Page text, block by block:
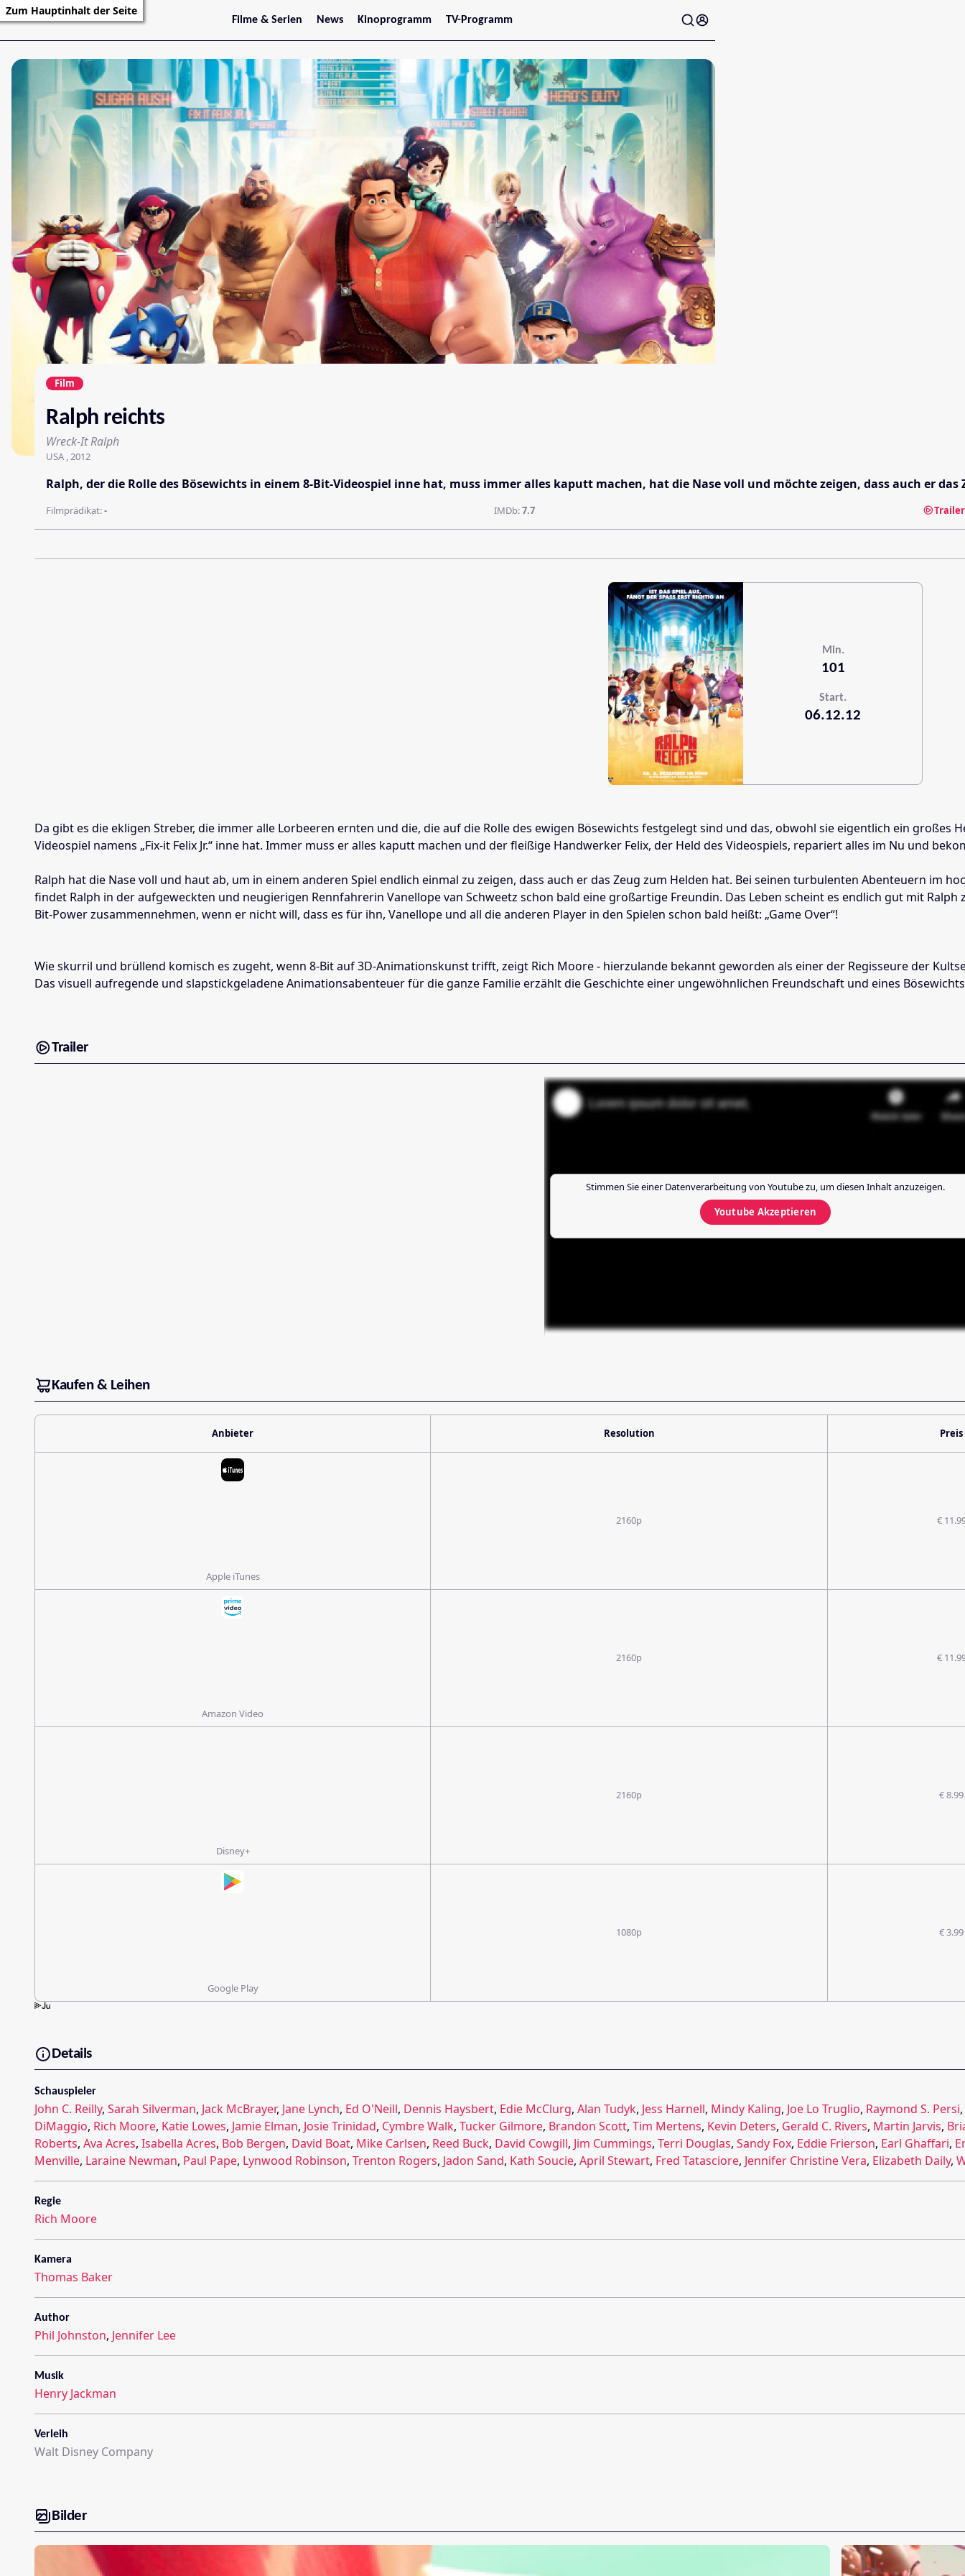
Zum Hauptinhalt der Seite
Filme & Serien
Trailer
Serienarchiv
News
Stars
Kinoprogramm
Jetzt im Kino
Wien
Niederösterreich
Oberösterreich
Steiermark
Burgenland
Tirol
Vorarlberg
TV-Programm
Film
Ralph reichts
Wreck-It Ralph
USA , 2012
Ralph, der die Rolle des Bösewichts in einem 8-Bit-Videospiel inne hat, muss immer alles kaputt machen, hat die Nase voll und möchte zeigen, dass auch er das
Filmprädikat:- IMDb:7.7
Min.
101
Start.
06.12.12
Da gibt es die ekligen Streber, die immer alle Lorbeeren ernten und die, die auf die Rolle des ewigen Bösewichts festgelegt sind und das, obwohl sie eigentlich ein großes
Videospiel namens „Fix-it Felix Jr.“ inne hat. Immer muss er alles kaputt machen und der fleißige Handwerker Felix, der Held des Videospiels, repariert alles im Nu und
Ralph hat die Nase voll und haut ab, um in einem anderen Spiel endlich einmal zu zeigen, dass auch er das Zeug zum Helden hat. Bei seinen turbulenten Abenteuern im
findet Ralph in der aufgeweckten und neugierigen Rennfahrerin Vanellope van Schweetz schon bald eine großartige Freundin. Das Leben scheint es endlich gut mit
Bit-Power zusammennehmen, wenn er nicht will, dass es für ihn, Vanellope und all die anderen Player in den Spielen schon bald heißt: „Game Over“!
Wie skurril und brüllend komisch es zugeht, wenn 8-Bit auf 3D-Animationskunst trifft, zeigt Rich Moore - hierzulande bekannt geworden als einer der Regisseure der
Das visuell aufregende und slapstickgeladene Animationsabenteuer für die ganze Familie erzählt die Geschichte einer ungewöhnlichen Freundschaft und eines
Trailer
Stimmen Sie einer Datenverarbeitung von Youtubezu, um diesen Inhalt anzuzeigen.
Youtube Akzeptieren
Kaufen & Leihen
Anbieter Resolution Preis
Apple iTunes
2160p €
Amazon Video
2160p €
Disney+
2160p € 8.99
Google Play
1080p € 3.99
Details
Schauspieler
John C. Reilly, Sarah Silverman, Jack McBrayer, Jane Lynch, Ed O'Neill, Dennis Haysbert, Edie McClurg, Alan Tudyk, Jess Harnell, Mindy Kaling, Joe Lo Truglio, Raymond S. Persi,
DiMaggio, Rich Moore, Katie Lowes, Jamie Elman, Josie Trinidad, Cymbre Walk, Tucker Gilmore, Brandon Scott, Tim Mertens, Kevin Deters, Gerald C. Rivers, Martin Jarvis,
Roberts, Ava Acres, Isabella Acres, Bob Bergen, David Boat, Mike Carlsen, Reed Buck, David Cowgill, Jim Cummings, Terri Douglas, Sandy Fox, Eddie Frierson, Earl Ghaffari,
Menville, Laraine Newman, Paul Pape, Lynwood Robinson, Trenton Rogers, Jadon Sand, Kath Soucie, April Stewart, Fred Tatasciore, Jennifer Christine Vera, Elizabeth Daily,
Regie
Rich Moore
Kamera
Thomas Baker
Author
Phil Johnston, Jennifer Lee
Musik
Henry Jackman
Verleih
Walt Disney Company
Bilder